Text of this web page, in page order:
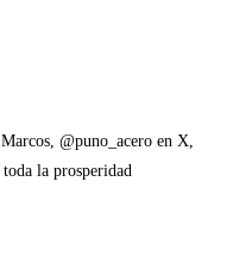
@puno_acero en X,
toda la prosperidad